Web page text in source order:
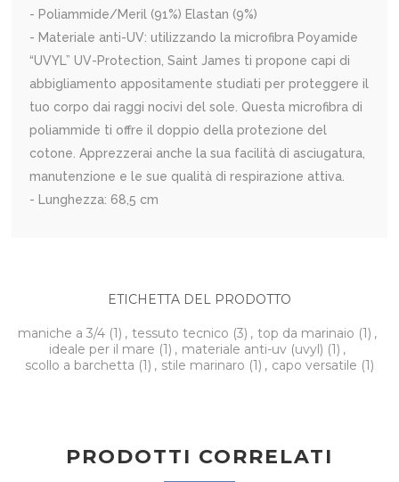
- Poliammide/Meril (91%) Elastan (9%)
- Materiale anti-UV: utilizzando la microfibra Poyamide
“UVYL” UV-Protection, Saint James ti propone capi di
abbigliamento appositamente studiati per proteggere il
tuo corpo dai raggi nocivi del sole. Questa microfibra di
poliammide ti offre il doppio della protezione del
cotone. Apprezzerai anche la sua facilità di asciugatura,
manutenzione e le sue qualità di respirazione attiva.
- Lunghezza: 68,5 cm
ETICHETTA DEL PRODOTTO
maniche a 3/4 (1) , tessuto tecnico (3) , top da marinaio (1) ,
ideale per il mare (1) , materiale anti-uv (uvyl) (1) ,
scollo a barchetta (1) , stile marinaro (1) , capo versatile (1)
PRODOTTI CORRELATI